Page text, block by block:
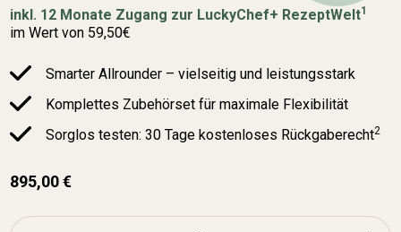
inkl. 12 Monate Zugang zur LuckyChef+ RezeptWelt1
im Wert von 59,50€
Smarter Allrounder – vielseitig und leistungsstark
Komplettes Zubehörset für maximale Flexibilität
Sorglos testen: 30 Tage kostenloses Rückgaberecht2
895,00 €